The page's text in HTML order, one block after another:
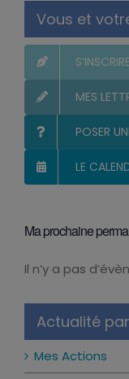
Vous et
MES
POSER
LE
Ma prochaine
Notice
Il n’y a pas
Actualité
Mes Actions